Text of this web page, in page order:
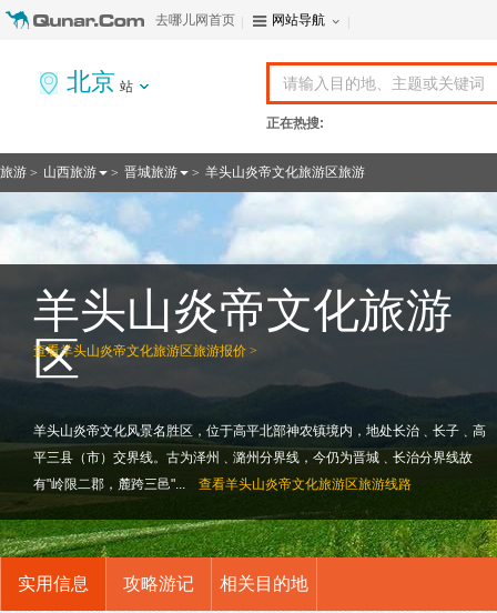
去哪儿网首页 网站导航
北京 站
正在热搜:
旅游 > 山西旅游 > 晋城旅游 > 羊头山炎帝文化旅游区旅游
查看羊头山炎帝文化旅游区旅游报价 >
羊头山炎帝文化旅游
区
羊头山炎帝文化风景名胜区，位于高平北部神农镇境内，地处长治﹑长子﹑高
平三县（市）交界线。古为泽州﹑潞州分界线，今仍为晋城﹑长治分界线故
有"岭限二郡，麓跨三邑"...
查看羊头山炎帝文化旅游区旅游线路
实用信息 攻略游记 相关目的地